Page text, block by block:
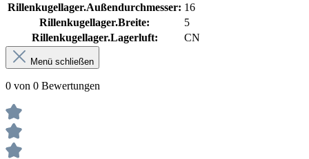
Rillenkugellager.Außendurchmesser: 16
Rillenkugellager.Breite:
5
Rillenkugellager.Lagerluft:
CN
Menü schließen
0 von 0 Bewertungen